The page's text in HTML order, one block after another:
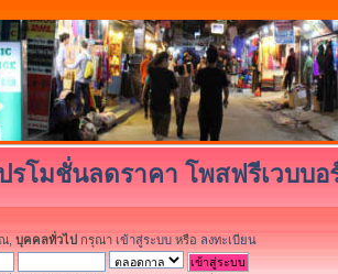
รโมชั่นลดราคา โพสฟรีเวบบอ
, บุคคลทั่วไป กรุณา เข้าสู่ระบบ หรือ ลงทะเบียน